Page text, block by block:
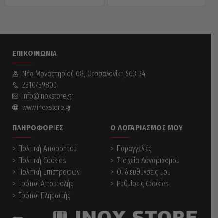
ΕΠΙΚΟΙΝΩΝΊΑ
Νέα Mοναστηριού 68, Θεσσαλονίκη 563 34
2310759800
info@inoxstore.gr
www.inoxstore.gr
ΠΛΗΡΟΦΟΡΊΕΣ
Πολιτική Απορρήτου
Πολιτική Cookies
Πολιτική Επιστροφών
Τρόποι Αποστολής
Τρόποι Πληρωμής
Ο ΛΟΓΑΡΙΑΣΜΌΣ ΜΟΥ
Παραγγελίες
Στοιχεία Λογαριασμού
Οι διευθύνσεις μου
Ρυθμίσεις Cookies